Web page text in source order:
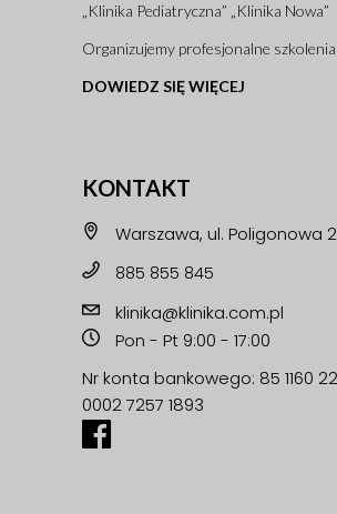
„Klinika Pediatryczna” „Klinika Nowa”
Organizujemy profesjonalne szkolenia
DOWIEDZ SIĘ WIĘCEJ
KONTAKT
Warszawa, ul. Poligonowa
885 855 845
klinika@klinika.com.pl
Pon - Pt 9:00 - 17:00
Nr konta bankowego: 85 1160
0002 7257 1893